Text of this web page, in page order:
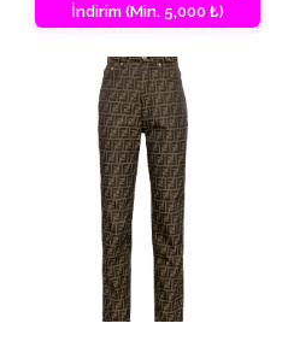
İndirim (Min. 5,000 ₺)